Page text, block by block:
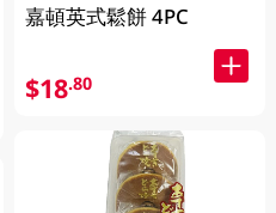
嘉頓英式鬆餅 4PC
$18.80